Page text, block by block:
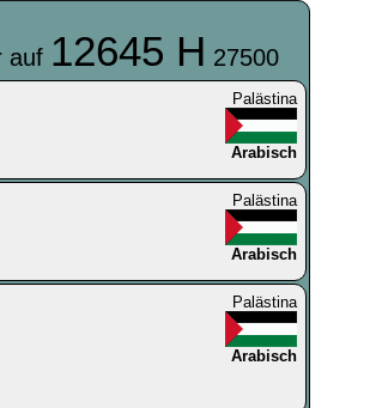
auf 12645 H 27500
Palästina
Arabisch
Palästina
Arabisch
Palästina
Arabisch